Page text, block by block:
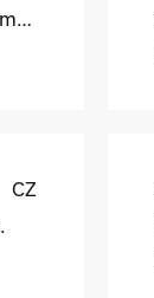
Rüdt Industrielacke GmbH & Co.KG
CZ